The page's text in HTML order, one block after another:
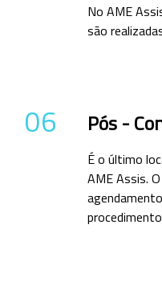
No AME
são
06 Pós -
É o último
AME Assis.